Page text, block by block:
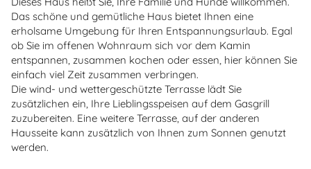
Das schöne und gemütliche Haus bietet Ihnen eine
erholsame Umgebung für Ihren Entspannungsurlaub. Egal
ob Sie im offenen Wohnraum sich vor dem Kamin
entspannen, zusammen kochen oder essen, hier können Sie
einfach viel Zeit zusammen verbringen.
Die wind- und wettergeschützte Terrasse lädt Sie
zusätzlichen ein, Ihre Lieblingsspeisen auf dem Gasgrill
zuzubereiten. Eine weitere Terrasse, auf der anderen
Hausseite kann zusätzlich von Ihnen zum Sonnen genutzt
werden.